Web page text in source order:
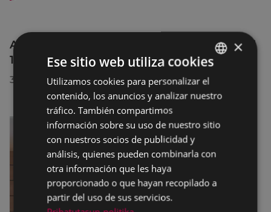
Afecciones al tráfico en la calle Egogain del
10 al 23 de agosto, por motivo de obras
30/07/2026 BASQUE
SPANISH
×
Ese sitio web utiliza cookies
Utilizamos cookies para personalizar el
contenido, los anuncios y analizar nuestro
tráfico. También compartimos
información sobre su uso de nuestro sitio
con nuestros socios de publicidad y
análisis, quienes pueden combinarla con
otra información que les haya
proporcionado o que hayan recopilado a
partir del uso de sus servicios.